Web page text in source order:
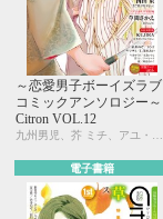
～恋愛男子ボーイズラブ
コミックアンソロジー～
Citron VOL.12
電子書籍